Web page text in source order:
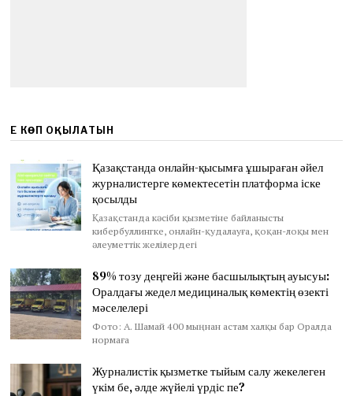
ЕҢ КӨП ОҚЫЛАТЫН
Қазақстанда онлайн-қысымға ұшыраған әйел
журналистерге көмектесетін платформа іске
қосылды
Қазақстанда кәсіби қызметіне байланысты
кибербуллингке, онлайн-қудалауға, қоқан-лоқы мен
әлеуметтік желілердегі
89% тозу деңгейі және басшылықтың ауысуы:
Оралдағы жедел медициналық көмектің өзекті
мәселелері
Фото: А. Шамай 400 мыңнан астам халқы бар Оралда
нормаға
Журналистік қызметке тыйым салу жекелеген
үкім бе, әлде жүйелі үрдіс пе?